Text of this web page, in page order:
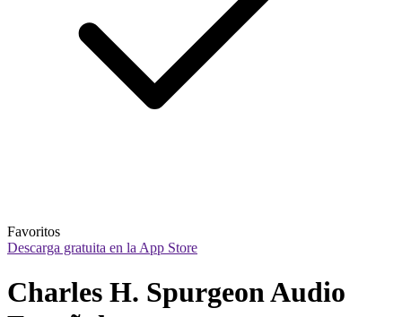
Favoritos
Descarga gratuita en la App Store
Charles H. Spurgeon Audio